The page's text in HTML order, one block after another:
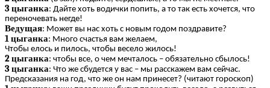
3 цыганка: Дайте хоть водички попить, а то так есть хочется, что
переночевать негде!
Ведущая: Может вы нас хоть с новым годом поздравите?
1 цыганка: Много счастья вам желаем,
Чтобы елось и пилось, чтобы весело жилось!
2 цыганка: чтобы все, о чем мечталось – обязательно сбылось!
3 цыганка: Что же сбудется у вас – мы расскажем вам сейчас.
Предсказания на год, что же он нам принесет? (читают гороскоп)